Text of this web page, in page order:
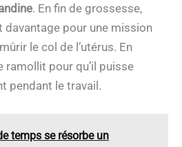
. En fin de grossesse,
pour une mission
le col de l’utérus. En
ramollit pour qu’il puisse
pendant le travail.
temps se résorbe un